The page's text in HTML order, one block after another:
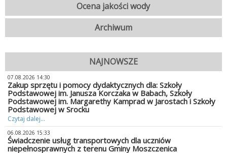
Ocena jakości wody
Archiwum
NAJNOWSZE
07.08.2026 14:30
Zakup sprzętu i pomocy dydaktycznych dla: Szkoły
Podstawowej im. Janusza Korczaka w Babach, Szkoły
Podstawowej im. Margarethy Kamprad w Jarostach i Szkoły
Podstawowej w Srocku
Czytaj dalej...
06.08.2026 15:33
Świadczenie usług transportowych dla uczniów
niepełnosprawnych z terenu Gminy Moszczenica